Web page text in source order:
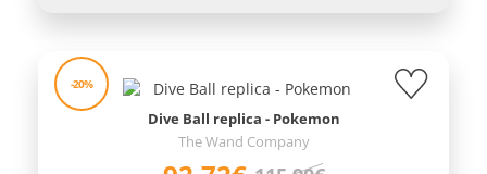
-20%
Dive Ball replica - Pokemon
The Wand Company